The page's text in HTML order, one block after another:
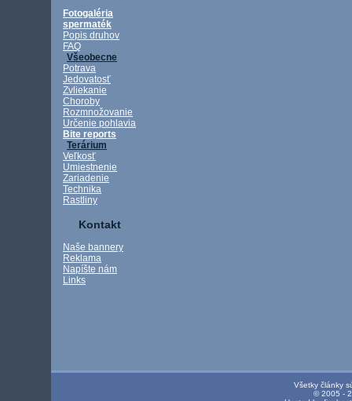
Fotogaléria
spermaték
Popis druhov
FAQ
Všeobecne
Potrava
Jedovatosť
Zvliekanie
Choroby
Rozmnožovanie
Určenie pohlavia
Bite reports
Terárium
Veľkosť
Umiestnenie
Zariadenie
Technika
Rastliny
Kontakt
Naše bannery
Reklama
Napíšte nám
Links
Všetky články
© 2005 -